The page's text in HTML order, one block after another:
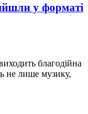
у форматі
благодійна
не лише музику,